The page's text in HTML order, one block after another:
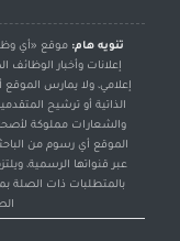
تنويه هام: موقع «أي
إعلانات وأخبار
إعلامي، ولا يمارس
الذاتية أو ترشيح
والشعارات مملوكة
الموقع أي رسوم من
عبر قنواتها الرسمية،
بالمتطلبات ذات الصلة